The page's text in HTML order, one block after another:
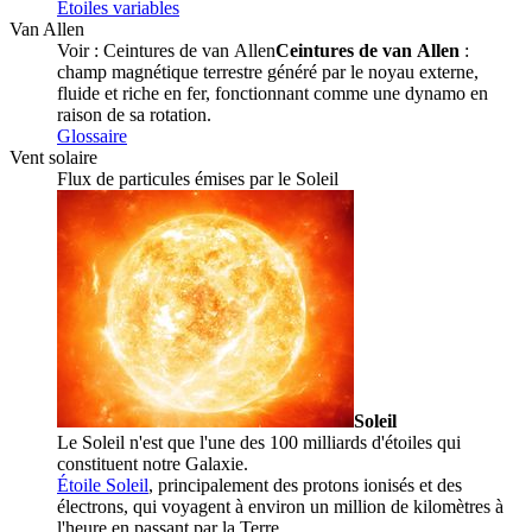
Étoiles variables
Van Allen
Voir : Ceintures de van AllenCeintures de van Allen :
champ magnétique terrestre généré par le noyau externe,
fluide et riche en fer, fonctionnant comme une dynamo en
raison de sa rotation.
Glossaire
Vent solaire
Flux de particules émises par le Soleil
Soleil
Le Soleil n'est que l'une des 100 milliards d'étoiles qui
constituent notre Galaxie.
Étoile Soleil, principalement des protons ionisés et des
électrons, qui voyagent à environ un million de kilomètres à
l'heure en passant par la Terre